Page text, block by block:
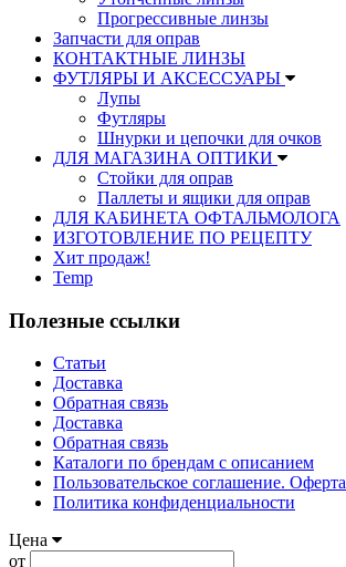
Прогрессивные линзы
Запчасти для оправ
КОНТАКТНЫЕ ЛИНЗЫ
ФУТЛЯРЫ И АКСЕССУАРЫ
Лупы
Футляры
Шнурки и цепочки для очков
ДЛЯ МАГАЗИНА ОПТИКИ
Стойки для оправ
Паллеты и ящики для оправ
ДЛЯ КАБИНЕТА ОФТАЛЬМОЛОГА
ИЗГОТОВЛЕНИЕ ПО РЕЦЕПТУ
Хит продаж!
Temp
Полезные ссылки
Статьи
Доставка
Обратная связь
Доставка
Обратная связь
Каталоги по брендам с описанием
Пользовательское соглашение. Оферта
Политика конфиденциальности
Цена
от